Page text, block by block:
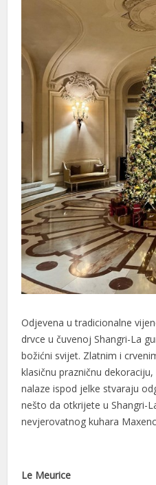
Odjevena u tradicionalne
drvce u čuvenoj Shangri-La
božićni svijet. Zlatnim i
klasičnu prazničnu
nalaze ispod jelke stvaraju
nešto da otkrijete u Shangri-
nevjerovatnog kuhara
Le Meurice